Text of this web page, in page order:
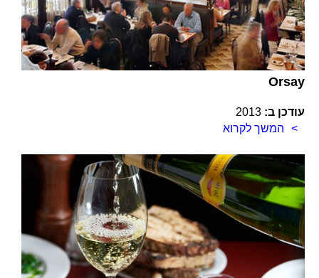
Orsay
עודכן ב: 2013
המשך לקרוא